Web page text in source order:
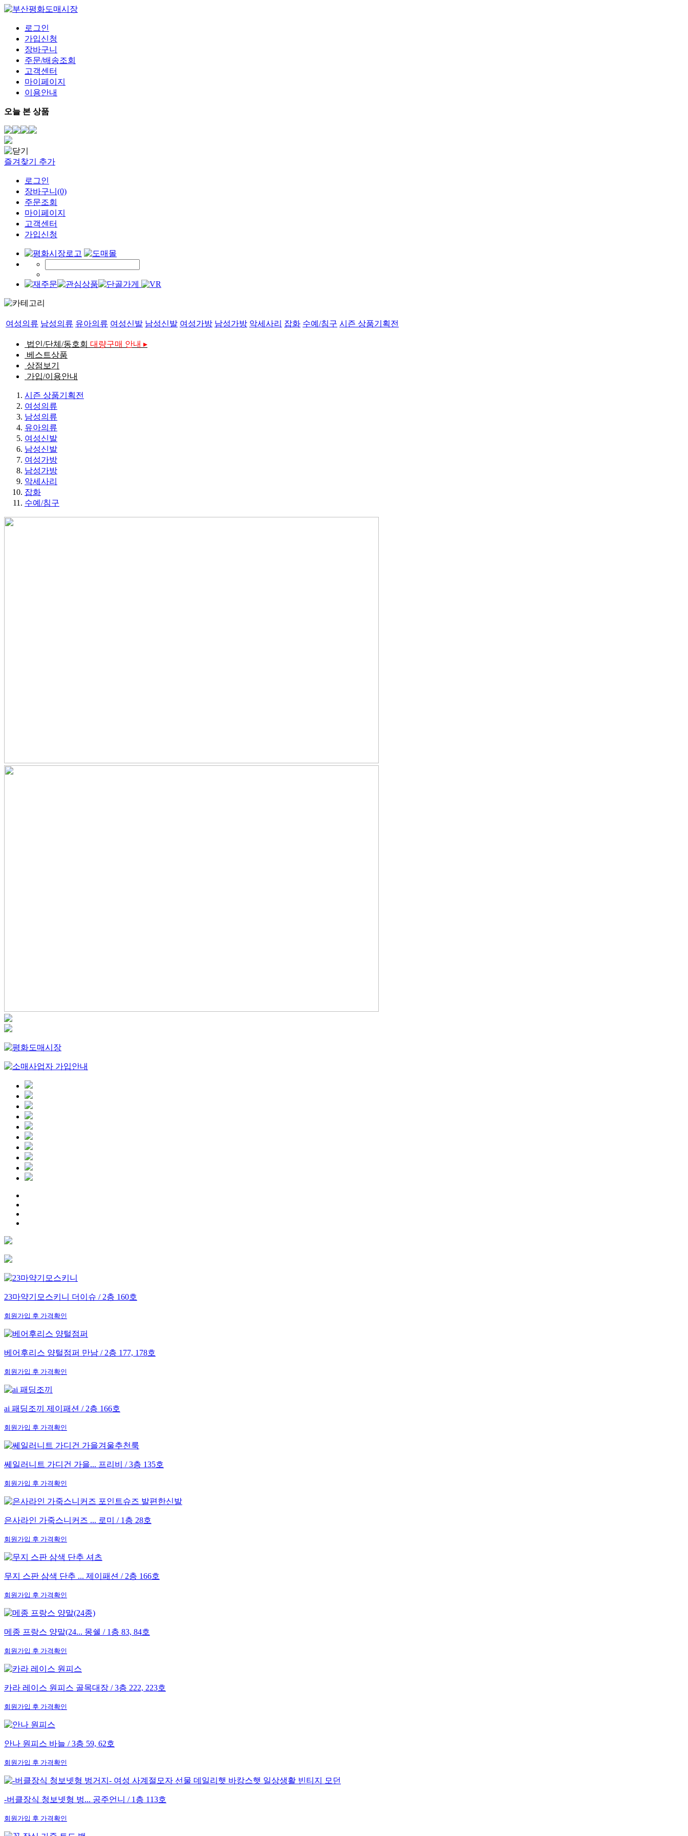
로그인
가입신청
장바구니
주문/배송조회
고객센터
마이페이지
이용안내
오늘 본 상품
즐겨찾기 추가
로그인
장바구니(0)
주문조회
마이페이지
고객센터
가입신청
여성의류 남성의류 유아의류 여성신발 남성신발 여성가방 남성가방 악세사리 잡화 수예/침구 시즌 상품기획전
법인/단체/동호회 대량구매 안내 ▸
베스트상품
상점보기
가입/이용안내
시즌 상품기획전
여성의류
남성의류
유아의류
여성신발
남성신발
여성가방
남성가방
악세사리
잡화
수예/침구
23마약기모스키니 더이슈 / 2층 160호
회원가입 후 가격확인
베어후리스 양털점퍼 만남 / 2층 177, 178호
회원가입 후 가격확인
ai 패딩조끼 제이패션 / 2층 166호
회원가입 후 가격확인
쎄일러니트 가디건 가을... 프리비 / 3층 135호
회원가입 후 가격확인
은사라인 가죽스니커즈 ... 로미 / 1층 28호
회원가입 후 가격확인
무지 스판 삼색 단추 ... 제이패션 / 2층 166호
회원가입 후 가격확인
메종 프랑스 양말(24... 몽쉘 / 1층 83, 84호
회원가입 후 가격확인
카라 레이스 원피스 골목대장 / 3층 222, 223호
회원가입 후 가격확인
안나 원피스 바늘 / 3층 59, 62호
회원가입 후 가격확인
-버클장식 청보넷형 벙... 공주언니 / 1층 113호
회원가입 후 가격확인